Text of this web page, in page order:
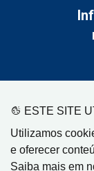
ESTE SITE
Utilizamos
e oferecer
Saiba mais em
Limeira -